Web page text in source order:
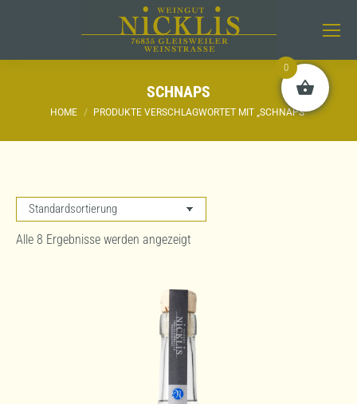
SCHNAPS
Sie befinden sich hier:
HOME PRODUKTE VERSCHLAGWORTET MIT „SCHNAPS“
Alle 8 Ergebnisse werden angezeigt
0